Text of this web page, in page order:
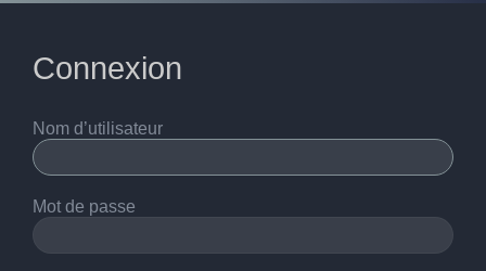
Connexion
Nom d’utilisateur
Mot de passe